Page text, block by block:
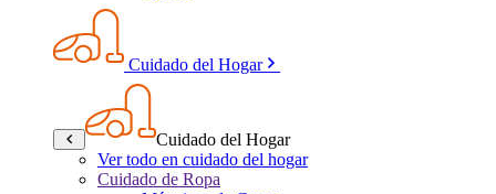
Cuidado del Hogar
Cuidado del Hogar
Ver todo en cuidado del hogar
Cuidado de Ropa